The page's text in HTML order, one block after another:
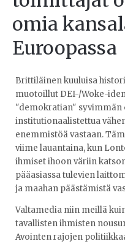
omia
Euroopassa
Brittiläinen kuuluisa
muotoillut DEI-/Woke-
"demokratian" syvimmän
institutionaalistettua
enemmistöä vastaan.
viime lauantaina, kun
ihmiset ihoon väriin
pääasiassa tulevien
ja maahan päästämistä
Valtamedia niin meillä
tavallisten ihmisten
Avointen rajojen